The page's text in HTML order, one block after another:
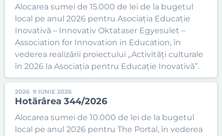
Alocarea sumei de 15.000 de lei de la bugetul
local pe anul 2026 pentru Asociația Educație
Inovativă – Innovativ Oktataser Egyesulet –
Association for Innovation in Education, în
vederea realizării proiectului „Activități culturale
în 2026 la Asociația pentru Educație Inovativă”.
2026 9 IUNIE 2026
Hotărârea 344/2026
Alocarea sumei de 10.000 de lei de la bugetul
local pe anul 2026 pentru The Portal, în vederea